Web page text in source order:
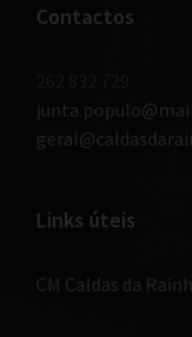
Contactos
Links úteis
CM Caldas da